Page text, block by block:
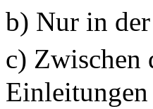
b) Nur in
c) Zwischen